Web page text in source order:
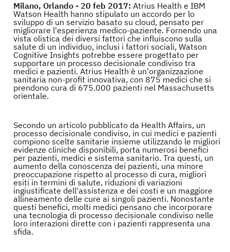
Milano, Orlando - 20 feb 2017: Atrius Health e IBM
Watson Health hanno stipulato un accordo per lo
sviluppo di un servizio basato su cloud, pensato per
migliorare l'esperienza medico-paziente. Fornendo una
vista olistica dei diversi fattori che influiscono sulla
salute di un individuo, inclusi i fattori sociali, Watson
Cognitive Insights potrebbe essere progettato per
supportare un processo decisionale condiviso tra
medici e pazienti. Atrius Health è un'organizzazione
sanitaria non-profit innovativa, con 875 medici che si
prendono cura di 675.000 pazienti nel Massachusetts
orientale.
Secondo un articolo pubblicato da Health Affairs, un
processo decisionale condiviso, in cui medici e pazienti
compiono scelte sanitarie insieme utilizzando le migliori
evidenze cliniche disponibili, porta numerosi benefici
per pazienti, medici e sistema sanitario. Tra questi, un
aumento della conoscenza dei pazienti, una minore
preoccupazione rispetto al processo di cura, migliori
esiti in termini di salute, riduzioni di variazioni
ingiustificate dell'assistenza e dei costi e un maggiore
allineamento delle cure ai singoli pazienti. Nonostante
questi benefici, molti medici pensano che incorporare
una tecnologia di processo decisionale condiviso nelle
loro interazioni dirette con i pazienti rappresenta una
sfida.